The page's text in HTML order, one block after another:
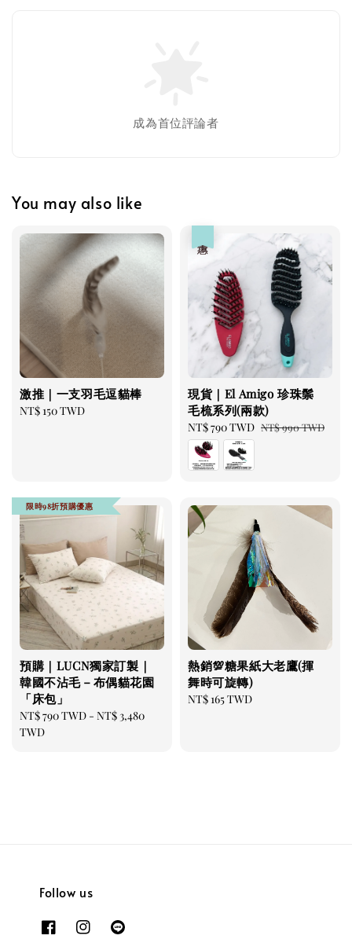
美國有機貓草毛線老鼠
NT$ 300 TWD
NT$ 350 TWD
加入購物車
成為首位評論者
You may also like
激推｜一支羽毛逗貓棒
Regular
NT$ 150 TWD
現貨｜El Amigo 珍珠鬃
毛梳系列(兩款)
Sale
price
NT$ 790 TWD Regular
NT$ 990 TWD
限時98折預購優惠
預購｜LUCN獨家訂製｜
韓國不沾毛－布偶貓花園
「床包」
Regular
price
NT$ 790 TWD - NT$ 3,480
TWD
熱銷💯糖果紙大老鷹(揮
舞時可旋轉)
Regular
NT$ 165 TWD
Follow us